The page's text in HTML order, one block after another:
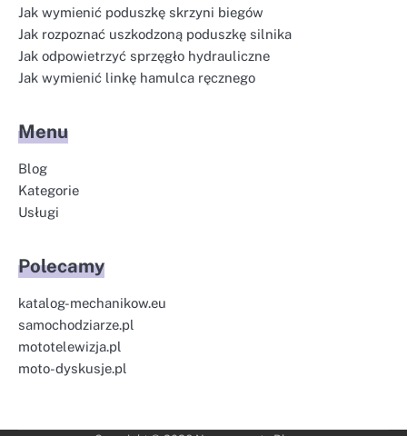
Jak wymienić poduszkę skrzyni biegów
Jak rozpoznać uszkodzoną poduszkę silnika
Jak odpowietrzyć sprzęgło hydrauliczne
Jak wymienić linkę hamulca ręcznego
Menu
Blog
Kategorie
Usługi
Polecamy
katalog-mechanikow.eu
samochodziarze.pl
mototelewizja.pl
moto-dyskusje.pl